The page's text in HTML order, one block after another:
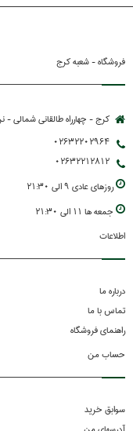
فروشگاه - شعبه کرج
کرج - چهارراه طالقانی شمالی -
02632202964
02632212812
روزهاي عادي 9 الي 21:30
جمعه ها 11 الي 21:30
اطلاعات
درباره ما
تماس با ما
راهنمای فروشگاه
حساب من
سوابق خرید